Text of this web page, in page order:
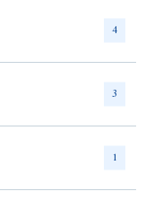
4
3
1